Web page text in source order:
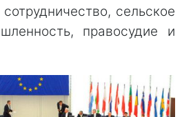
сельское
правосудие и